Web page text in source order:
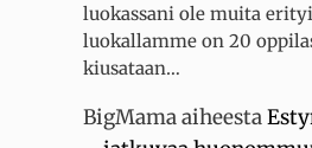
luokassani ole muita
luokallamme on 20
kiusataan…
BigMamaaiheesta